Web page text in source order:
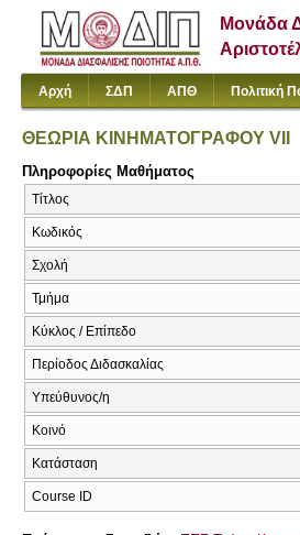
Μονάδα
Αρχή ΣΔΠ ΑΠΘ Πολιτική
ΘΕΩΡΙΑ ΚΙΝΗΜΑΤΟΓΡΑΦΟΥ VII
Πληροφορίες Μαθήματος
Τίτλος
Κωδικός
Σχολή
Τμήμα
Κύκλος / Επίπεδο
Περίοδος Διδασκαλίας
Υπεύθυνος/η
Κοινό
Κατάσταση
Course ID